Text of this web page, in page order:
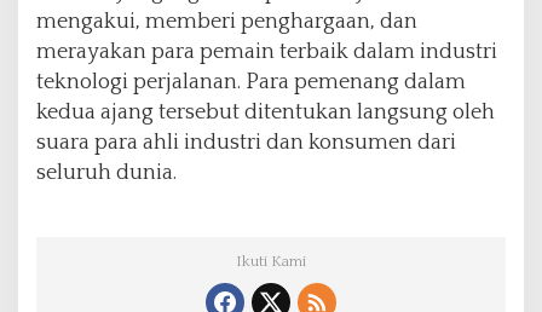
mengakui, memberi penghargaan, dan
merayakan para pemain terbaik dalam industri
teknologi perjalanan. Para pemenang dalam
kedua ajang tersebut ditentukan langsung oleh
suara para ahli industri dan konsumen dari
seluruh dunia.
Ikuti Kami